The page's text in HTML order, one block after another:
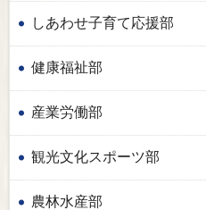
しあわせ子育て応援部
健康福祉部
産業労働部
観光文化スポーツ部
農林水産部